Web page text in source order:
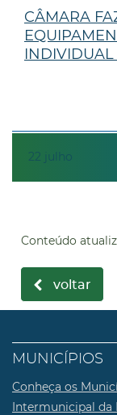
22 julho
CÂMARA
INDIVIDUAL
Conteúdo
voltar
MUNICÍPIOS
Conheça os
Intermunicipal da